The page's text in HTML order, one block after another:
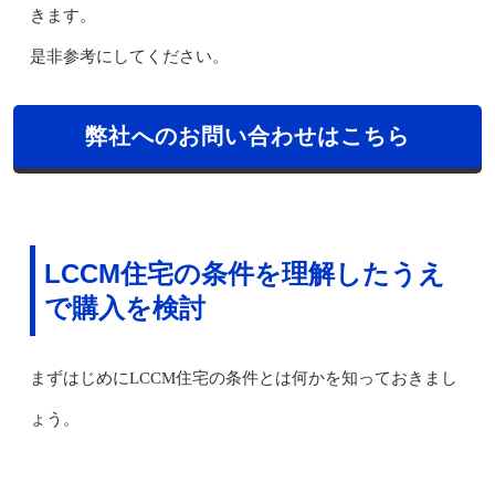
きます。
是非参考にしてください。
弊社へのお問い合わせはこちら
LCCM住宅の条件を理解したうえ
で購入を検討
まずはじめにLCCM住宅の条件とは何かを知っておきまし
ょう。